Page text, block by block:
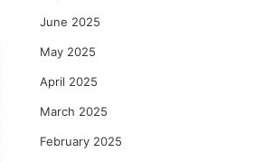
June 2025
May 2025
April 2025
March 2025
February 2025